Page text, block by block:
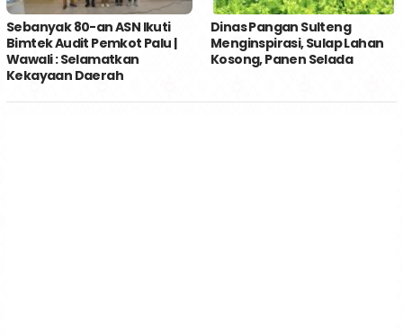
Sebanyak 80-an ASN Ikuti
Bimtek Audit Pemkot Palu |
Wawali : Selamatkan
Kekayaan Daerah
Dinas Pangan Sulteng
Menginspirasi, Sulap Lahan
Kosong, Panen Selada